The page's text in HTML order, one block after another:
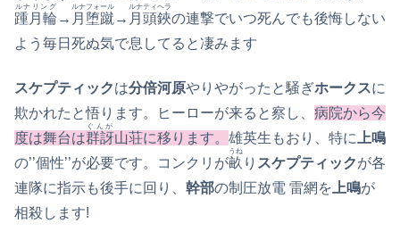
踵月輪
ルナリング
→ 月堕蹴
ルナフォール
→ 月頭鋏
ルナティヘラ
の連撃でいつ死んでも後悔しない
よう毎日死ぬ気で息してると凄みます
スケプティックは分倍河原やりやがったと騒ぎホークスに
欺かれたと悟ります。ヒーローが来ると察し、 病院から今
度は舞台は群訝
ぐんが
山荘に移ります。 雄英生もおり、特に
上鳴
の’’個性’’が必要です。コンクリが畝
うね
り スケプティックが各
連隊に指示も後手に回り、 幹部の制圧放電 雷網を 上鳴が
相殺します!